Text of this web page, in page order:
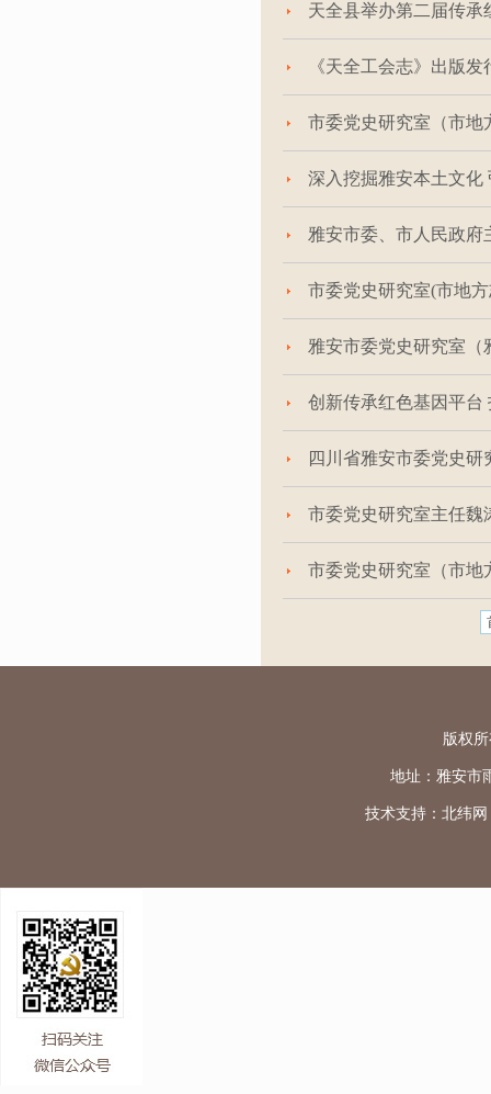
天全县举办第二届传承
《天全工会志》出版发
市委党史研究室（市
深入挖掘雅安本土文
雅安市委、市人民政府
市委党史研究室(市地
雅安市委党史研究室
创新传承红色基因平台
四川省雅安市委党史
市委党史研究室主任魏
市委党史研究室（市地
版权
地址：雅安市
技术支持： 北纬网